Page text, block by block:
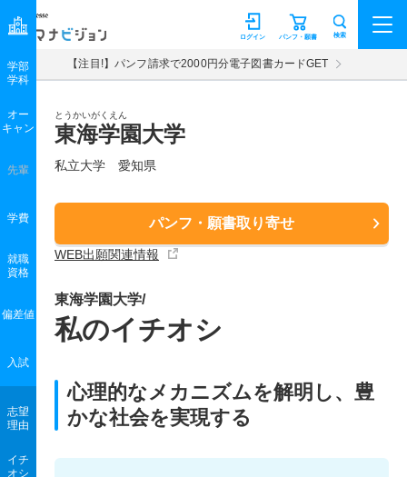
マナビジョン パンフ・願書
ログイン 検索
【注目!】パンフ請求で2000円分電子図書カードGET
とうかいがくえん
東海学園大学
私立大学 愛知県
パンフ・願書取り寄せ
WEB出願関連情報
学部
学科
オー
キャン
先輩
学費
就職
資格
偏差値
入試
志望
理由
イチ
オシ
東海学園大学/
私のイチオシ
心理的なメカニズムを解明し、豊
かな社会を実現する